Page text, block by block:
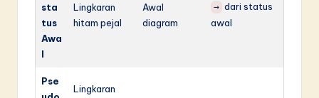
sta
tus
Awa
l
Lingkaran
hitam pejal
Awal
diagram
→ dari status
awal
Pse
Lingkaran